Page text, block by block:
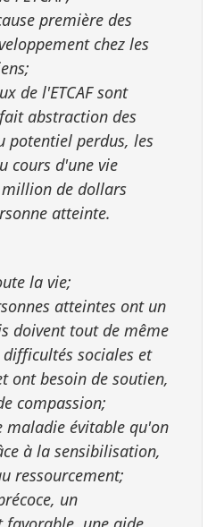
première des
chez les
de l'ETCAF sont
abstraction des
potentiel perdus, les
cours d'une vie
de dollars
atteinte.
la vie;
atteintes ont un
doivent tout de même
sociales et
ont besoin de soutien,
compassion;
maladie évitable qu'on
à la sensibilisation,
ressourcement;
un